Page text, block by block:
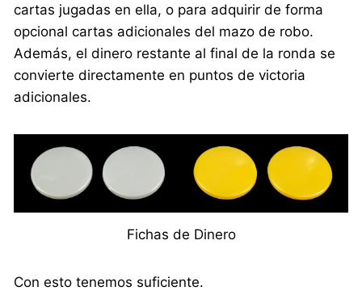
cartas jugadas en ella, o para adquirir de forma
opcional cartas adicionales del mazo de robo.
Además, el dinero restante al final de la ronda se
convierte directamente en puntos de victoria
adicionales.
Fichas de Dinero
Con esto tenemos suficiente.